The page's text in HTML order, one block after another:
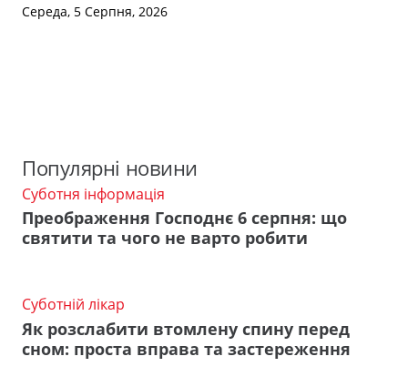
Середа, 5 Серпня, 2026
Популярні новини
Суботня інформація
Преображення Господнє 6 серпня: що
святити та чого не варто робити
Суботній лікар
Як розслабити втомлену спину перед
сном: проста вправа та застереження